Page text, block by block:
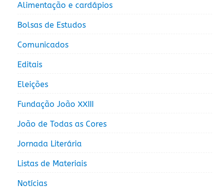
Alimentação e cardápios
Bolsas de Estudos
Comunicados
Editais
Eleições
Fundação João XXIII
João de Todas as Cores
Jornada Literária
Listas de Materiais
Notícias